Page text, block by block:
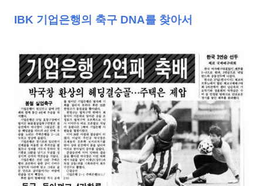
IBK 기업은행의 축구 DNA를 찾아서